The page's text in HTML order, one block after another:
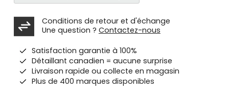
Conditions de retour et d'échange
Une question ? Contactez-nous
Satisfaction garantie à 100%
Détaillant canadien = aucune surprise
Livraison rapide ou collecte en magasin
Plus de 400 marques disponibles